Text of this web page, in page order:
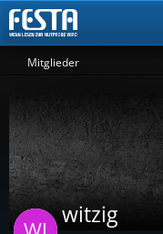
Mitglieder
witzig